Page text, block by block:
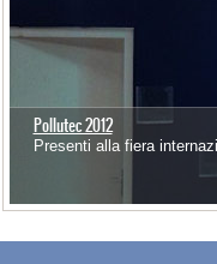
Pollutec 2012
Presenti alla fiera
4 5